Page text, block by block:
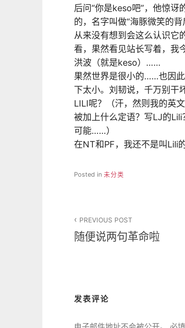
后问“你是keso吧”，他惊
的，名字叫做“海豚微笑的
从来没有想到会这么认识它
看，果然看见站长写着，我
洪波（就是keso）……
果然世界是很小的……也因
下太小。刘韧说，千万别干
LILI呢？（汗，然则我的英
被加上什么定语？写LJ的
可能……）
在NT和PF，我还不是叫Lili的
Posted in 未分类
章
PREVIOUS POST
随便说两句革命啦
发表评论